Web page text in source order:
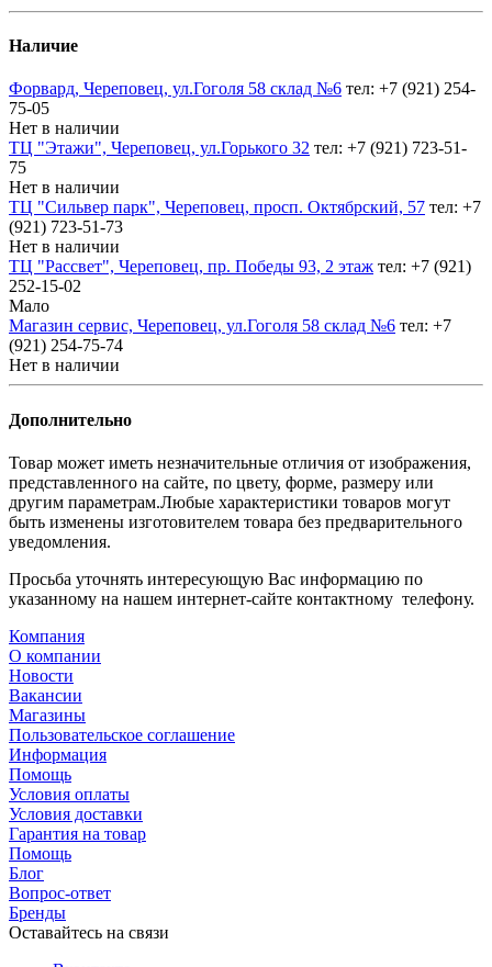
Наличие
Форвард, Череповец, ул.Гоголя 58 склад №6 тел: +7 (921) 254-
75-05
Нет в наличии
ТЦ "Этажи", Череповец, ул.Горького 32 тел: +7 (921) 723-51-
75
Нет в наличии
ТЦ "Сильвер парк", Череповец, просп. Октябрский, 57 тел: +7
(921) 723-51-73
Нет в наличии
ТЦ "Рассвет", Череповец, пр. Победы 93, 2 этаж тел: +7 (921)
252-15-02
Мало
Магазин сервис, Череповец, ул.Гоголя 58 склад №6 тел: +7
(921) 254-75-74
Нет в наличии
Дополнительно
Товар может иметь незначительные отличия от изображения,
представленного на сайте, по цвету, форме, размеру или
другим параметрам.Любые характеристики товаров могут
быть изменены изготовителем товара без предварительного
уведомления.
Просьба уточнять интересующую Вас информацию по
указанному на нашем интернет-сайте контактному телефону.
Компания
О компании
Новости
Вакансии
Магазины
Пользовательское соглашение
Информация
Помощь
Условия оплаты
Условия доставки
Гарантия на товар
Помощь
Блог
Вопрос-ответ
Бренды
Оставайтесь на связи